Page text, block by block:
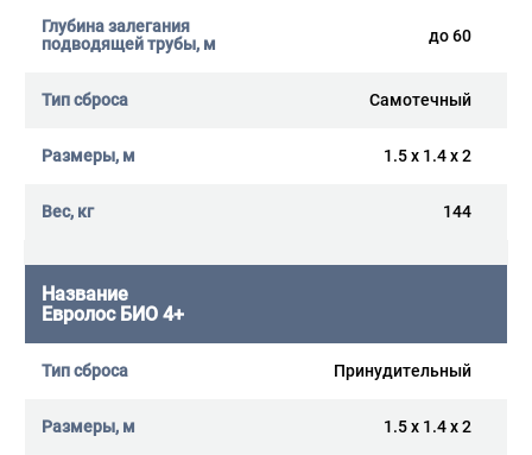
до 60
Самотечный
1.5 x 1.4 x 2
144
Евролос БИО 4+
Принудительный
1.5 x 1.4 x 2